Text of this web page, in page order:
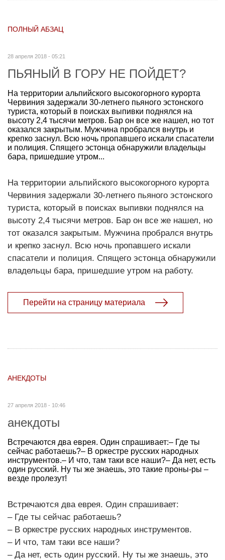
ПОЛНЫЙ АБЗАЦ
28 апреля 2018 - 05:21
ПЬЯНЫЙ В ГОРУ НЕ ПОЙДЕТ?
На территории альпийского высокогорного курорта
Червиния задержали 30-летнего пьяного эстонского
туриста, который в поисках выпивки поднялся на
высоту 2,4 тысячи метров. Бар он все же нашел, но тот
оказался закрытым. Мужчина пробрался внутрь и
крепко заснул. Всю ночь пропавшего искали спасатели
и полиция. Спящего эстонца обнаружили владельцы
бара, пришедшие утром...
На территории альпийского высокогорного курорта
Червиния задержали 30-летнего пьяного эстонского
туриста, который в поисках выпивки поднялся на
высоту 2,4 тысячи метров. Бар он все же нашел, но
тот оказался закрытым. Мужчина пробрался внутрь
и крепко заснул. Всю ночь пропавшего искали
спасатели и полиция. Спящего эстонца обнаружили
владельцы бара, пришедшие утром на работу.
Перейти на страницу материала
АНЕКДОТЫ
27 апреля 2018 - 10:46
анекдоты
Встречаются два еврея. Один спрашивает:– Где ты
сейчас работаешь?– В оркестре русских народных
инструментов.– И что, там таки все наши?– Да нет, есть
один русский. Ну ты же знаешь, это такие проны-ры –
везде пролезут!
Встречаются два еврея. Один спрашивает:
– Где ты сейчас работаешь?
– В оркестре русских народных инструментов.
– И что, там таки все наши?
– Да нет, есть один русский. Ну ты же знаешь, это